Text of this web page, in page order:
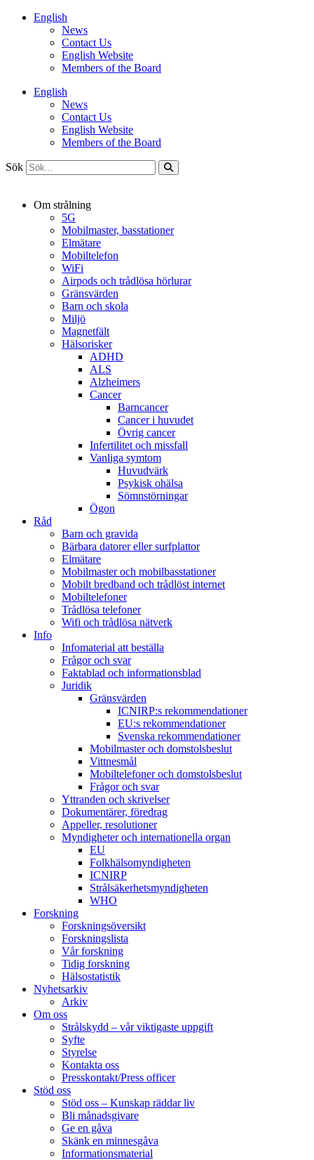
HoppaEnglish
News
Contact Us
English Website
Members of the Board
English
News
Contact Us
English Website
Members of the Board
Sök
Om strålning
5G
Mobilmaster, basstationer
Elmätare
Mobiltelefon
WiFi
Airpods och trådlösa hörlurar
Gränsvärden
Barn och skola
Miljö
Magnetfält
Hälsorisker
ADHD
ALS
Alzheimers
Cancer
Barncancer
Cancer i huvudet
Övrig cancer
Infertilitet och missfall
Vanliga symtom
Huvudvärk
Psykisk ohälsa
Sömnstörningar
Ögon
Råd
Barn och gravida
Bärbara datorer eller surfplattor
Elmätare
Mobilmaster och mobilbasstationer
Mobilt bredband och trådlöst internet
Mobiltelefoner
Trådlösa telefoner
Wifi och trådlösa nätverk
Info
Infomaterial att beställa
Frågor och svar
Faktablad och informationsblad
Juridik
Gränsvärden
ICNIRP:s rekommendationer
EU:s rekommendationer
Svenska rekommendationer
Mobilmaster och domstolsbeslut
Vittnesmål
Mobiltelefoner och domstolsbeslut
Frågor och svar
Yttranden och skrivelser
Dokumentärer, föredrag
Appeller, resolutioner
Myndigheter och internationella organ
EU
Folkhälsomyndigheten
ICNIRP
Strålsäkerhetsmyndigheten
WHO
Forskning
Forskningsöversikt
Forskningslista
Vår forskning
Tidig forskning
Hälsostatistik
Nyhetsarkiv
Arkiv
Om oss
Strålskydd – vår viktigaste uppgift
Syfte
Styrelse
Kontakta oss
Presskontakt/Press officer
Stöd oss
Stöd oss – Kunskap räddar liv
Bli månadsgivare
Ge en gåva
Skänk en minnesgåva
Informationsmaterial